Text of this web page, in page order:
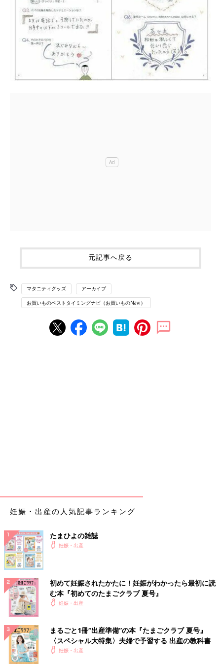
元記事へ戻る
マタニティグッズ アーカイブ
お買いものベストタイミングナビ（お買いものNavi）
妊娠・出産の人気記事ランキング
たまひよの雑誌
妊娠・出産
初めて妊娠されたかたに！妊娠がわかったら最初に読
む本『初めてのたまごクラブ 夏号』
妊娠・出産
まるごと1冊“出産準備”の本『たまごクラブ 夏号』
〈スペシャル大特集〉夫婦で予習する 出産の教科書
妊娠・出産